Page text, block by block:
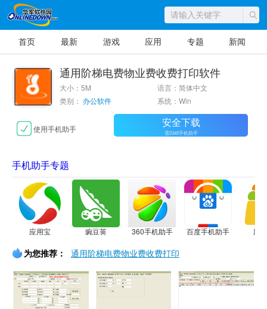
首页 最新 游戏 应用 专题 新闻
通用阶梯电费物业费收费打印软件
大小：5M
语言：简体中文
类别： 办公软件 系统：Win
使用手机助手 安全下载
需2345手机助手
手机助手专题
应用宝 豌豆荚 360手机助手 百度手机助手 应
为您推荐： 通用阶梯电费物业费收费打印